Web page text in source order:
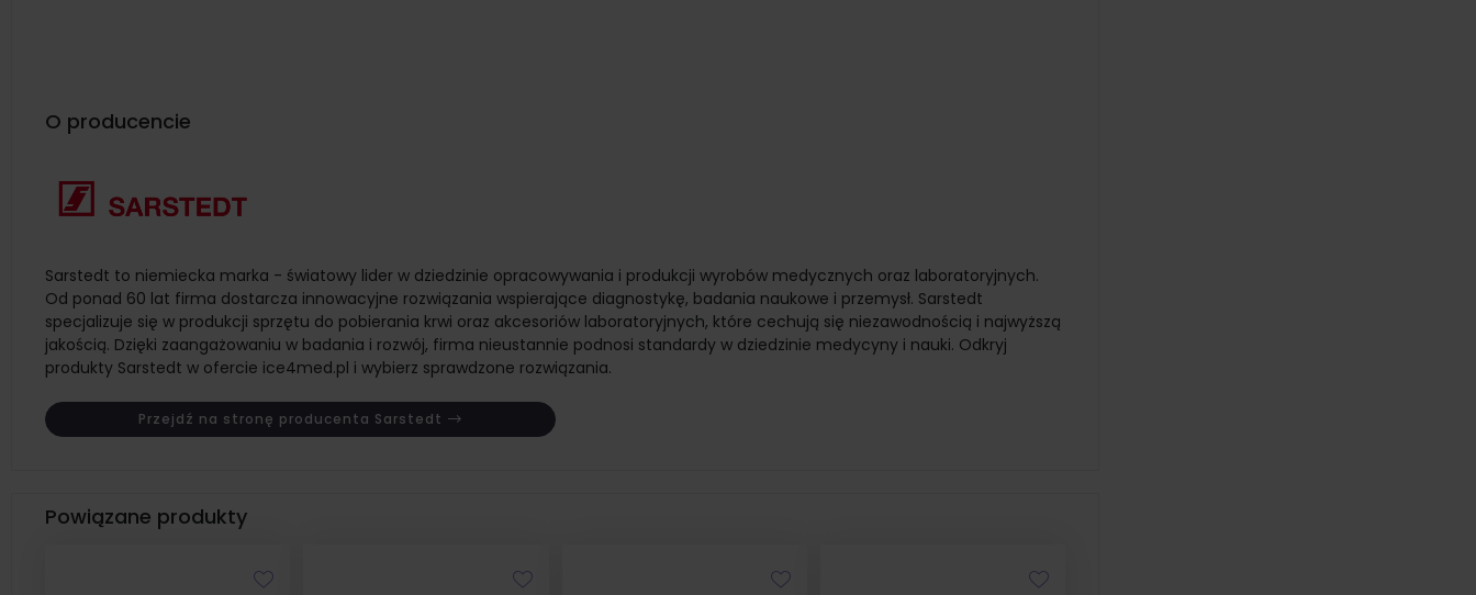
O producencie
Sarstedt to niemiecka marka - światowy lider w dziedzinie opracowywania i produkcji wyrobów medycznych oraz laboratoryjnych.
Od ponad 60 lat firma dostarcza innowacyjne rozwiązania wspierające diagnostykę, badania naukowe i przemysł. Sarstedt
specjalizuje się w produkcji sprzętu do pobierania krwi oraz akcesoriów laboratoryjnych, które cechują się niezawodnością i najwyższą
jakością. Dzięki zaangażowaniu w badania i rozwój, firma nieustannie podnosi standardy w dziedzinie medycyny i nauki. Odkryj
produkty Sarstedt w ofercie ice4med.pl i wybierz sprawdzone rozwiązania.
Przejdź na stronę producenta Sarstedt
Powiązane produkty